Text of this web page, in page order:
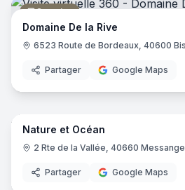
Camping
Domaine De la Rive
6523 Route de Bordeaux, 40600
Partager Google Maps
Camping
Nature et Océan
2 Rte de la Vallée, 40660
Partager Google Maps